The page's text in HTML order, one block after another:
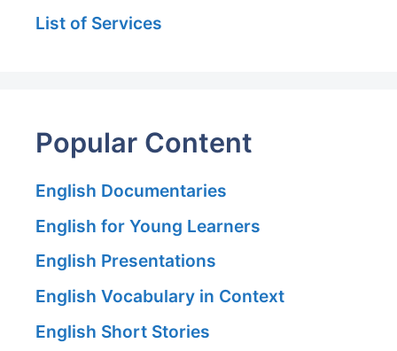
List of Services
Popular Content
English Documentaries
English for Young Learners
English Presentations
English Vocabulary in Context
English Short Stories